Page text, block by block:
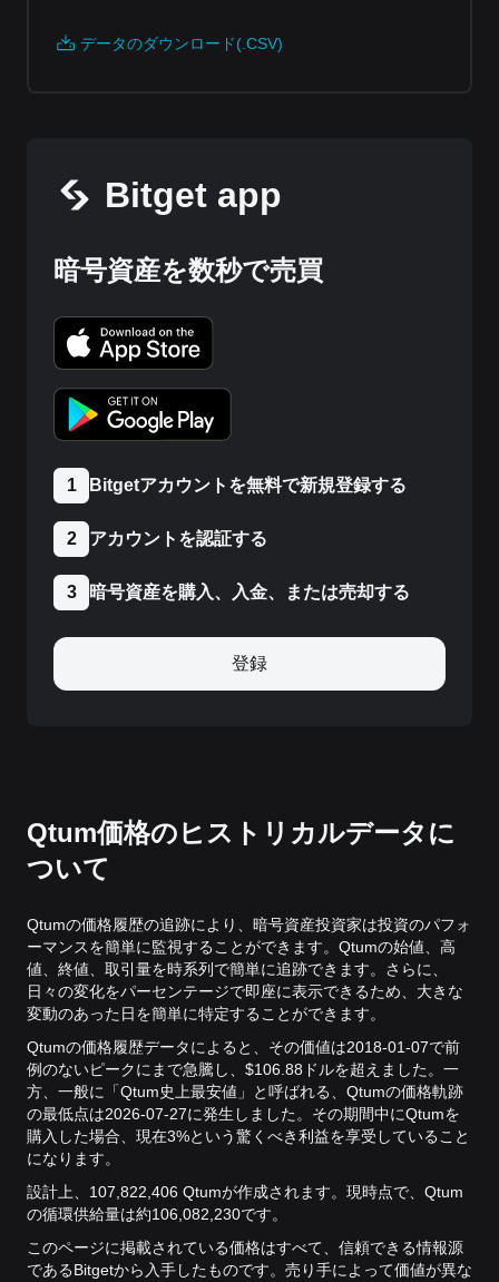
データのダウンロード(.CSV)
Bitget app
暗号資産を数秒で売買
1 Bitgetアカウントを無料で新規登録する
2 アカウントを認証する
3 暗号資産を購入、入金、または売却する
登録
Qtum価格のヒストリカルデータに
ついて
Qtumの価格履歴の追跡により、暗号資産投資家は投資のパフォ
ーマンスを簡単に監視することができます。Qtumの始値、高
値、終値、取引量を時系列で簡単に追跡できます。さらに、
日々の変化をパーセンテージで即座に表示できるため、大きな
変動のあった日を簡単に特定することができます。
Qtumの価格履歴データによると、その価値は2018-01-07で前
例のないピークにまで急騰し、$106.88ドルを超えました。 一
方、一般に「Qtum史上最安値」と呼ばれる、Qtumの価格軌跡
の最低点は2026-07-27に発生しました。 その期間中にQtumを
購入した場合、現在3%という驚くべき利益を享受していること
になります。
設計上、107,822,406 Qtumが作成されます。現時点で、Qtum
の循環供給量は約106,082,230です。
このページに掲載されている価格はすべて、信頼できる情報源
であるBitgetから入手したものです。売り手によって価値が異な